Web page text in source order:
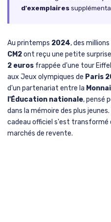
d'exemplaires
Au printemps 2024, des
CM2ont reçu une petite
2 euros frappée d'une tour
aux Jeux olympiques de Paris
d'un partenariat entre la
l'Éducation nationale, pensé
dans la mémoire des plus
cadeau officiel s'est transformé
marchés de revente.